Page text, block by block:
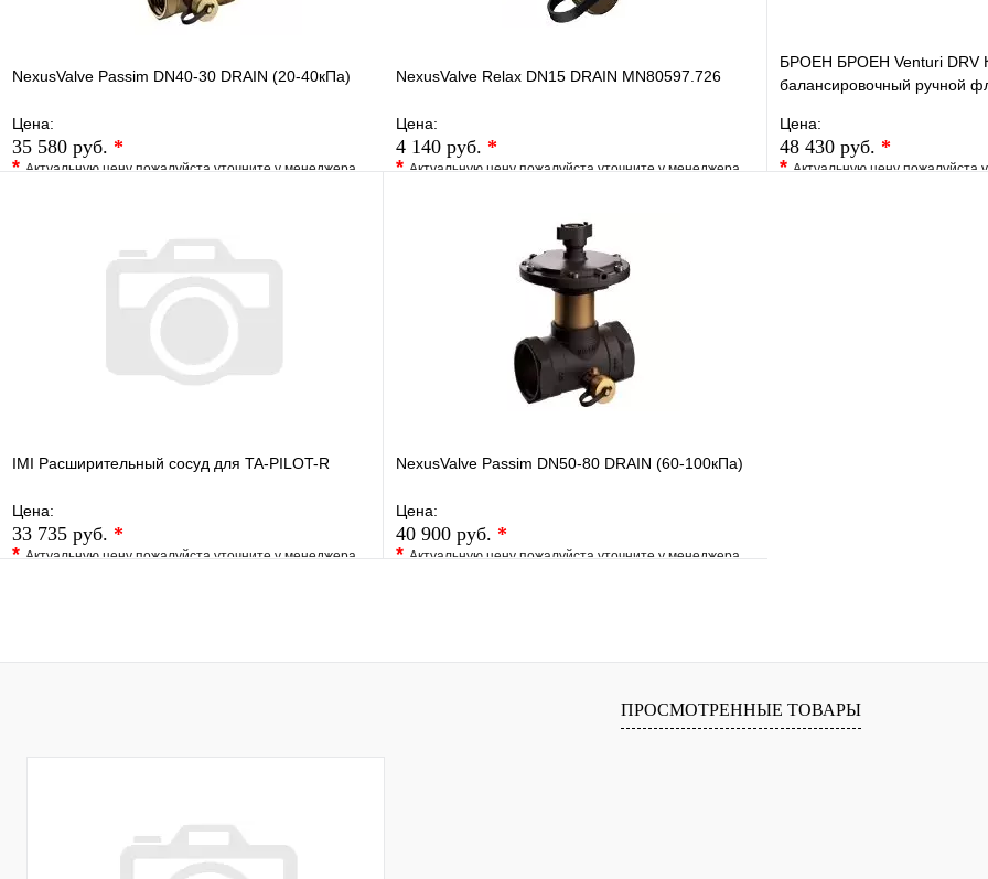
NexusValve Passim DN40-30 DRAIN (20-40кПа)
Цена:
35 580 руб. *
*Актуальную цену пожалуйста уточните у менеджера
В корзину
NexusValve Relax DN15 DRAIN MN80597.726
Цена:
4 140 руб. *
*Актуальную цену пожалуйста уточните у менеджера
БРОЕН БРОЕН Venturi DRV
балансировочный ручной
Цена:
48 430 руб. *
*Актуальную цену пожалуйста
IMI Расширительный сосуд для TA-PILOT-R
Цена:
33 735 руб. *
*Актуальную цену пожалуйста уточните у менеджера
NexusValve Passim DN50-80 DRAIN (60-100кПа)
Цена:
40 900 руб. *
*Актуальную цену пожалуйста уточните у менеджера
ПРОСМОТРЕННЫЕ ТОВАРЫ